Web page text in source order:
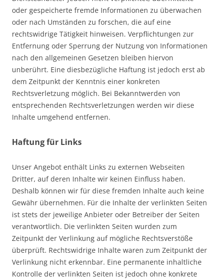
oder gespeicherte fremde Informationen zu überwachen
oder nach Umständen zu forschen, die auf eine
rechtswidrige Tätigkeit hinweisen. Verpflichtungen zur
Entfernung oder Sperrung der Nutzung von Informationen
nach den allgemeinen Gesetzen bleiben hiervon
unberührt. Eine diesbezügliche Haftung ist jedoch erst ab
dem Zeitpunkt der Kenntnis einer konkreten
Rechtsverletzung möglich. Bei Bekanntwerden von
entsprechenden Rechtsverletzungen werden wir diese
Inhalte umgehend entfernen.
Haftung für Links
Unser Angebot enthält Links zu externen Webseiten
Dritter, auf deren Inhalte wir keinen Einfluss haben.
Deshalb können wir für diese fremden Inhalte auch keine
Gewähr übernehmen. Für die Inhalte der verlinkten Seiten
ist stets der jeweilige Anbieter oder Betreiber der Seiten
verantwortlich. Die verlinkten Seiten wurden zum
Zeitpunkt der Verlinkung auf mögliche Rechtsverstöße
überprüft. Rechtswidrige Inhalte waren zum Zeitpunkt der
Verlinkung nicht erkennbar. Eine permanente inhaltliche
Kontrolle der verlinkten Seiten ist jedoch ohne konkrete